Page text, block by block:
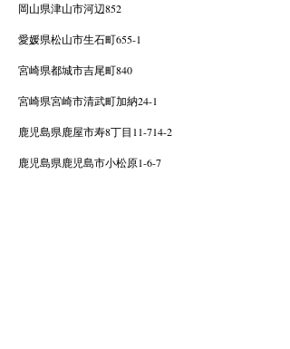
岡山県津山市河辺852
愛媛県松山市生石町655-1
宮崎県都城市吉尾町840
宮崎県宮崎市清武町加納24-1
鹿児島県鹿屋市寿8丁目11-714-2
鹿児島県鹿児島市小松原1-6-7